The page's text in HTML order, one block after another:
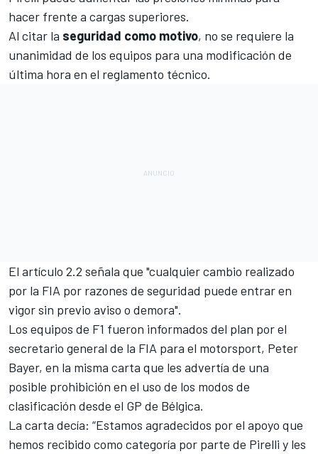
hacer frente a cargas superiores.
Al citar la seguridad como motivo, no se requiere la
unanimidad de los equipos para una modificación de
última hora en el reglamento técnico.
El artículo 2.2 señala que "cualquier cambio realizado
por la FIA por razones de seguridad puede entrar en
vigor sin previo aviso o demora".
Los equipos de F1 fueron informados del plan por el
secretario general de la FIA para el motorsport, Peter
Bayer, en la misma carta que les advertía de una
posible prohibición en el uso de los modos de
clasificación desde el GP de Bélgica.
La carta decía: “Estamos agradecidos por el apoyo que
hemos recibido como categoría por parte de Pirelli y les